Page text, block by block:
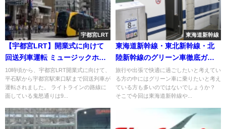
宇都宮LRT
【宇都宮LRT】開業式に向けて
回送列車運転 ミュージックホー
ンを鳴らしながら走行
10時頃から、宇都宮LRT開業式に向けて、
平石駅から宇都宮駅東口駅まで回送列車が
運転されました。 ライトラインの路線に
面している鬼怒通りは9...
東海道新幹線
東海道新幹線・東北新幹線・北
陸新幹線のグリーン車徹底ガイ
ド！裏技も紹介
旅行や出張で快適に過ごしたいと考えてい
る方の中にはグリーン車に乗りたいと考え
ている方も多いのではないでしょうか？
そこで今回は東海道新幹線や...